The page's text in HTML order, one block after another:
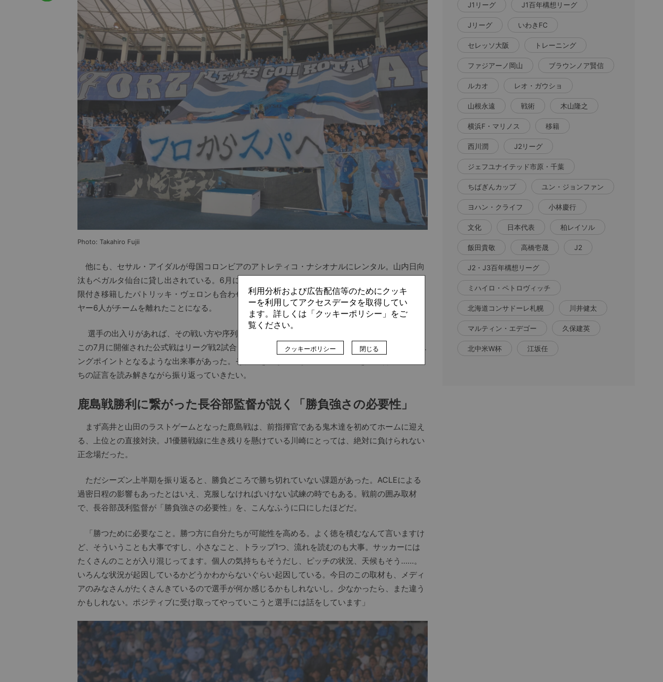
Photo: Takahiro Fujii
他にも、セサル・アイダルが母国コロンビアのアトレティコ・ナシオナルにレンタル。山内日向
汰もベガルタ仙台に貸し出されている。6月に柏レイソルへ復帰した瀬川祐輔、5月にFC今治に期
限付き移籍したパトリッキ・ヴェロンも合わせて、シーズン当初に在籍していたフィールドプレー
ヤー6人がチームを離れたことになる。
選手の出入りがあれば、その戦い方や序列にも多少なりとも変化が生まれるのは当然のことだ。
この7月に開催された公式戦はリーグ戦2試合と天皇杯1試合の3試合のみだが、どれも今季のターニ
ングポイントとなるような出来事があった。それらを通じて感じた川崎Fの現状を、監督や選手た
ちの証言を読み解きながら振り返っていきたい。
鹿島戦勝利に繋がった長谷部監督が説く「勝負強さの必要性」
まず高井と山田のラストゲームとなった鹿島戦は、前指揮官である鬼木達を初めてホームに迎え
る、上位との直接対決。J1優勝戦線に生き残りを懸けている川崎にとっては、絶対に負けられない
正念場だった。
ただシーズン上半期を振り返ると、勝負どころで勝ち切れていない課題があった。ACLEによる
過密日程の影響もあったとはいえ、克服しなければいけない試練の時でもある。戦前の囲み取材
で、長谷部茂利監督が「勝負強さの必要性」を、こんなふうに口にしたほどだ。
「勝つために必要なこと。勝つ方に自分たちが可能性を高める。よく徳を積むなんて言いますけ
ど、そういうことも大事ですし、小さなこと、トラップ1つ、流れを読むのも大事。サッカーには
たくさんのことが入り混じってます。個人の気持ちもそうだし、ピッチの状況、天候もそう……。
いろんな状況が起因しているかどうかわからないぐらい起因している。今日のこの取材も、メディ
アのみなさんがたくさんきているので選手が何か感じるかもしれないし。少なかったら、また違う
かもしれない。ポジティブに受け取ってやっていこうと選手には話をしています」
J1リーグ J1百年構想リーグ
Jリーグ いわきFC
セレッソ大阪 トレーニング
ファジアーノ岡山 ブラウンノア賢信
ルカオ レオ・ガウショ
山根永遠 戦術 木山隆之
横浜F・マリノス 移籍
西川潤 J2リーグ
ジェフユナイテッド市原・千葉
ちばぎんカップ ユン・ジョンファン
ヨハン・クライフ 小林慶行
文化 日本代表 柏レイソル
飯田貴敬 高橋壱晟 J2
J2・J3百年構想リーグ
ミハイロ・ペトロヴィッチ
北海道コンサドーレ札幌 川井健太
マルティン・エデゴー 久保建英
北中米W杯 江坂任
利用分析および広告配信等のためにクッキ
ーを利用してアクセスデータを取得してい
ます。詳しくは「クッキーポリシー」をご
覧ください。
クッキーポリシー 閉じる